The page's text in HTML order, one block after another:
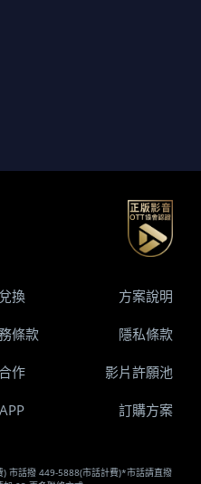
市話撥 449-5888(市話計費)*市話請直撥
換 方案說明
條款 隱私條款
作 影片許願池
訂購方案